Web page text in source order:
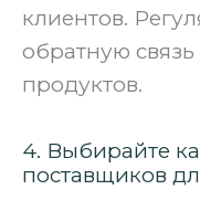
клиентов.
обратную
продуктов.
4. Выбирайте
поставщиков